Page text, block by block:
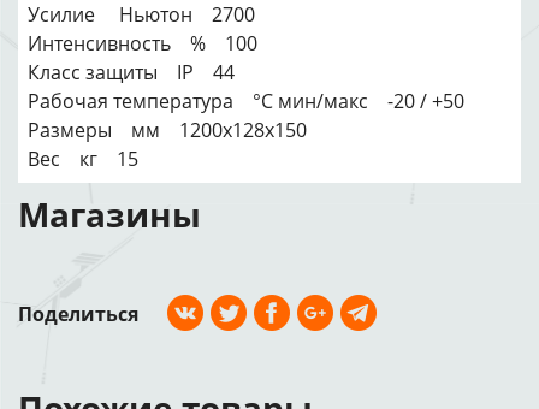
Усилие Ньютон 2700
Интенсивность % 100
Класс защиты IP 44
Рабочая температура °C мин/макс -20 / +50
Размеры мм 1200х128х150
Вес кг 15
Магазины
Поделиться